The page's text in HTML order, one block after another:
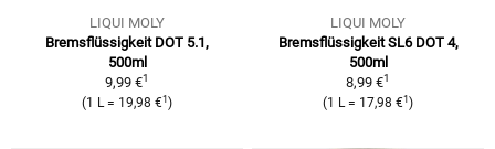
LIQUI MOLY
Bremsflüssigkeit DOT 5.1,
500ml
9,99 €1
(1 L = 19,98 €1 )
LIQUI MOLY
Bremsflüssigkeit SL6 DOT 4,
500ml
8,99 €1
(1 L = 17,98 €1 )